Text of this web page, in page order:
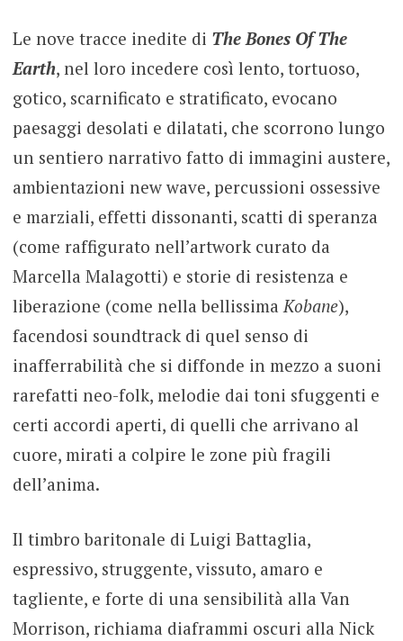
Le nove tracce inedite di The Bones Of The
Earth, nel loro incedere così lento, tortuoso,
gotico, scarnificato e stratificato, evocano
paesaggi desolati e dilatati, che scorrono lungo
un sentiero narrativo fatto di immagini austere,
ambientazioni new wave, percussioni ossessive
e marziali, effetti dissonanti, scatti di speranza
(come raffigurato nell’artwork curato da
Marcella Malagotti) e storie di resistenza e
liberazione (come nella bellissima Kobane),
facendosi soundtrack di quel senso di
inafferrabilità che si diffonde in mezzo a suoni
rarefatti neo-folk, melodie dai toni sfuggenti e
certi accordi aperti, di quelli che arrivano al
cuore, mirati a colpire le zone più fragili
dell’anima.
Il timbro baritonale di Luigi Battaglia,
espressivo, struggente, vissuto, amaro e
tagliente, e forte di una sensibilità alla Van
Morrison, richiama diaframmi oscuri alla Nick